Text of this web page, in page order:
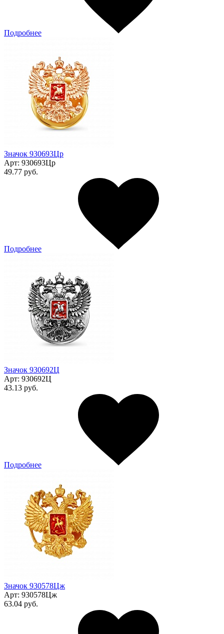
Подробнее
Значок 930693Цр
Арт: 930693Цр
49.77 руб.
Подробнее
Значок 930692Ц
Арт: 930692Ц
43.13 руб.
Подробнее
Значок 930578Цж
Арт: 930578Цж
63.04 руб.